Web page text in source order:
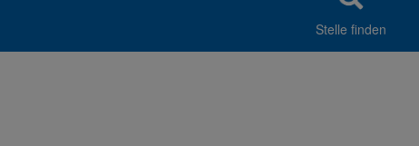
Stelle finden